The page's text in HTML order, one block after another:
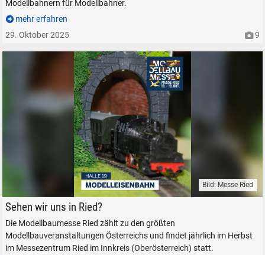
Modellbahnern für Modellbahner.
mehr erfahren
29. Oktober 2025
9
Modellbaumesse Ried Österreich Modelleisenbahn
Bild: Messe Ried
Sehen wir uns in Ried?
Die Modellbaumesse Ried zählt zu den größten
Modellbauveranstaltungen Österreichs und findet jährlich im Herbst
im Messezentrum Ried im Innkreis (Oberösterreich) statt.